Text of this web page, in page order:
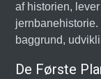
af historien,
baggrund,
De Første